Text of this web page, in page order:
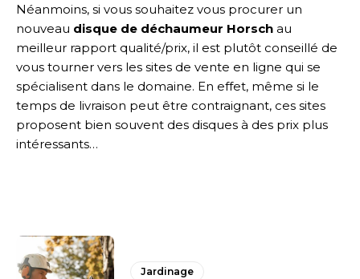
Néanmoins, si vous souhaitez vous procurer un
nouveau disque de déchaumeur Horsch au
meilleur rapport qualité/prix, il est plutôt conseillé de
vous tourner vers les sites de vente en ligne qui se
spécialisent dans le domaine. En effet, même si le
temps de livraison peut être contraignant, ces sites
proposent bien souvent des disques à des prix plus
intéressants…
Jardinage